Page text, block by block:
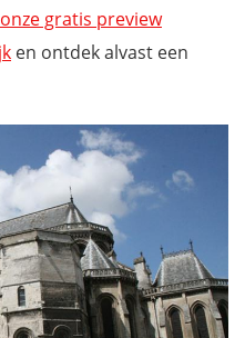
gratis preview
en ontdek alvast een